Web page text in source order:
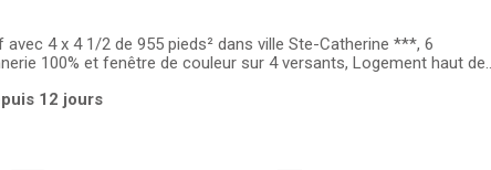
4 x 4 1/2 de 955 pieds² dans ville Ste-Catherine ***, 6
100% et fenêtre de couleur sur 4 versants, Logement haut de
12 jours